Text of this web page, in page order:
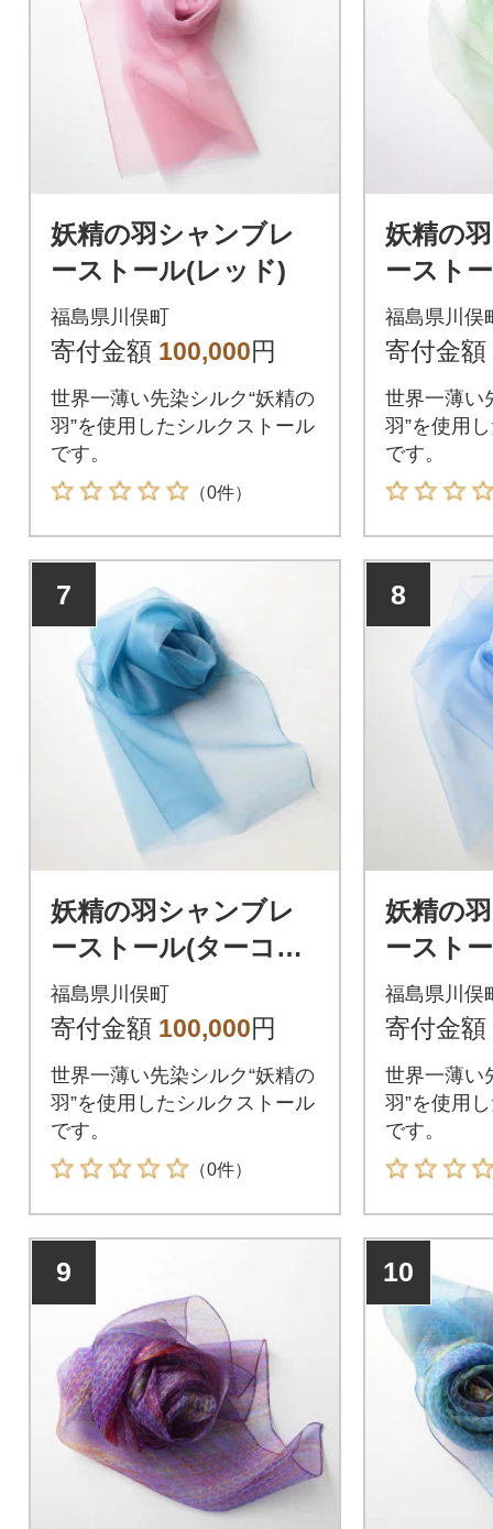
妖精の羽シャンブレ
ーストール(レッド)
福島県川俣町
寄付金額 100,000円
世界一薄い先染シルク“妖精の
羽”を使用したシルクストール
です。
（0件）
妖精の
ースト
福島県川俣
寄付金額
世界一薄い
羽”を使用
です。
7
妖精の羽シャンブレ
ーストール(ターコイ
ズブルー)
福島県川俣町
寄付金額 100,000円
世界一薄い先染シルク“妖精の
羽”を使用したシルクストール
です。
（0件）
8
妖精の
ースト
ルー)
福島県川俣
寄付金額
世界一薄い
羽”を使用
です。
9 10